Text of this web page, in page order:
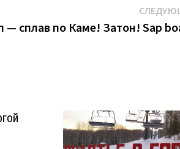
— сплав по Каме! Затон! Sap